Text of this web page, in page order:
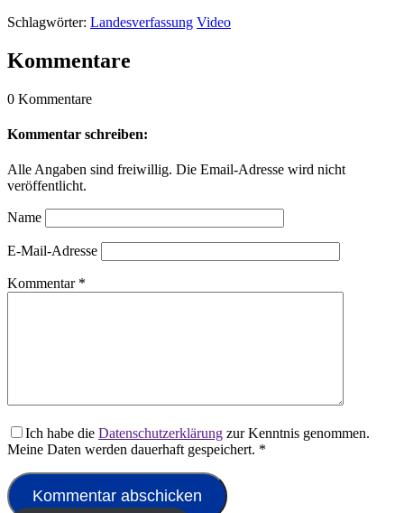
Schlagwörter: Landesverfassung Video
Kommentare
0 Kommentare
Kommentar schreiben:
Alle Angaben sind freiwillig. Die Email-Adresse wird nicht
veröffentlicht.
Name
E-Mail-Adresse
Kommentar *
Ich habe die Datenschutzerklärung zur Kenntnis genommen.
Meine Daten werden dauerhaft gespeichert. *